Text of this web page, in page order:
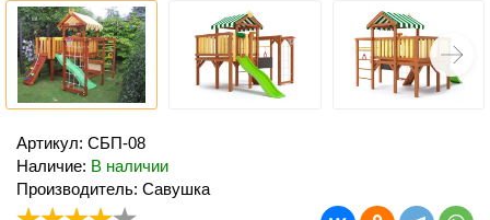
Артикул: СБП-08
Наличие: В наличии
Производитель: Савушка